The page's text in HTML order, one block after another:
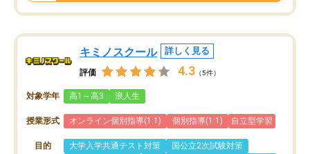
キミノスクール 詳しく見る
評価 4.3 （5件）
対象学年 高1～高3 浪人生
授業形式 オンライン個別指導(1:1) 個別指導(1:1) 自立型学習
目的 大学入学共通テスト対策
国公立2次試験対策